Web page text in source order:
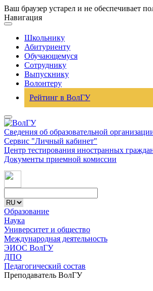
Ваш браузер устарел и не обеспечивает
Навигация
Школьнику
Абитуриенту
Обучающемуся
Сотруднику
Выпускнику
Волонтеру
Рейтинг в ВолГУ
Сведения об образовательной
Сервис "Личный кабинет"
Центр тестирования иностранных
Документы приемной комиссии
Образование
Наука
Университет и общество
Международная деятельность
ЭИОС ВолГУ
ДПО
Педагогический состав
Преподаватель ВолГУ